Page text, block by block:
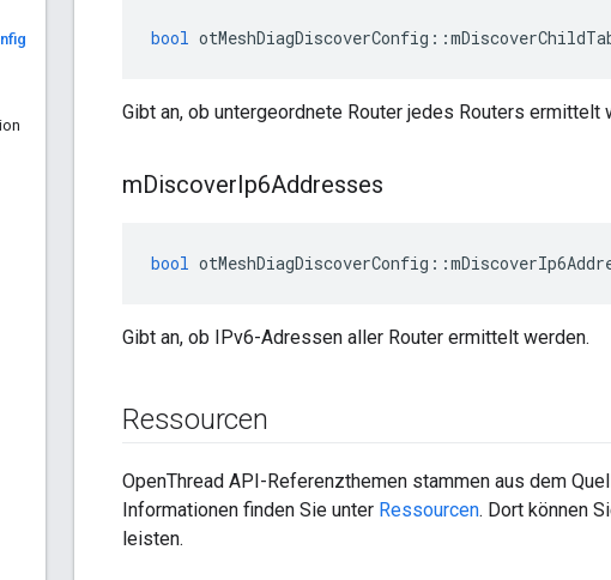
bool otMeshDiagDiscoverConfig ::
Gibt an, ob untergeordnete Router jedes Routers ermittelt
mDiscoverIp6Addresses
bool otMeshDiagDiscoverConfig ::
Gibt an, ob IPv6-Adressen aller Router ermittelt werden.
Ressourcen
OpenThread API-Referenzthemen stammen aus dem
Informationen finden Sie unter Ressourcen. Dort können
leisten.